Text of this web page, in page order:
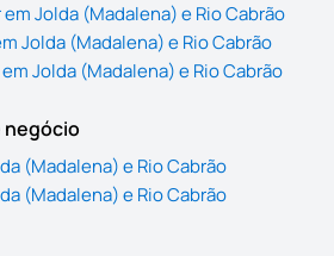
Jolda (Madalena) e Rio Cabrão
Jolda (Madalena) e Rio Cabrão
Jolda (Madalena) e Rio Cabrão
negócio
(Madalena) e Rio Cabrão
(Madalena) e Rio Cabrão